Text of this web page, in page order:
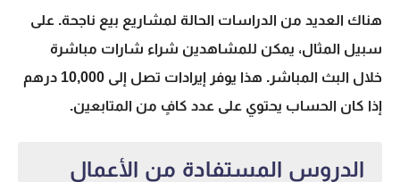
هناك العديد من الدراسات الحالة لمشاريع بيع ناجحة. على
سبيل المثال، يمكن للمشاهدين شراء شارات مباشرة
خلال البث المباشر. هذا يوفر إيرادات تصل إلى 10,000 درهم
إذا كان الحساب يحتوي على عدد كافٍ من المتابعين.
الدروس المستفادة من الأعمال